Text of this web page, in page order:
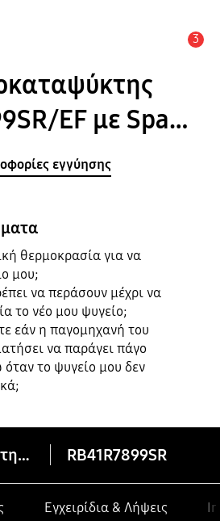
3
EF με Space
421 L
εγγύησης
θερμοκρασία για να
μου;
να περάσουν μέχρι να
το νέο μου ψυγείο;
εάν η παγομηχανή του
να παράγει πάγο
το ψυγείο μου δεν
Ψυγειοκαταψύκτης RB41R7899SR/EF με Space Max™, 421 L RB41R7899SR
Εγχειρίδια & Λήψεις